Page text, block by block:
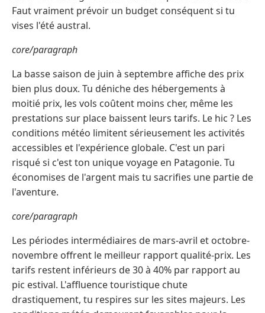
Faut vraiment prévoir un budget conséquent si tu
vises l'été austral.
core/paragraph
La basse saison de juin à septembre affiche des prix
bien plus doux. Tu déniche des hébergements à
moitié prix, les vols coûtent moins cher, même les
prestations sur place baissent leurs tarifs. Le hic ? Les
conditions météo limitent sérieusement les activités
accessibles et l'expérience globale. C'est un pari
risqué si c'est ton unique voyage en Patagonie. Tu
économises de l'argent mais tu sacrifies une partie de
l'aventure.
core/paragraph
Les périodes intermédiaires de mars-avril et octobre-
novembre offrent le meilleur rapport qualité-prix. Les
tarifs restent inférieurs de 30 à 40% par rapport au
pic estival. L'affluence touristique chute
drastiquement, tu respires sur les sites majeurs. Les